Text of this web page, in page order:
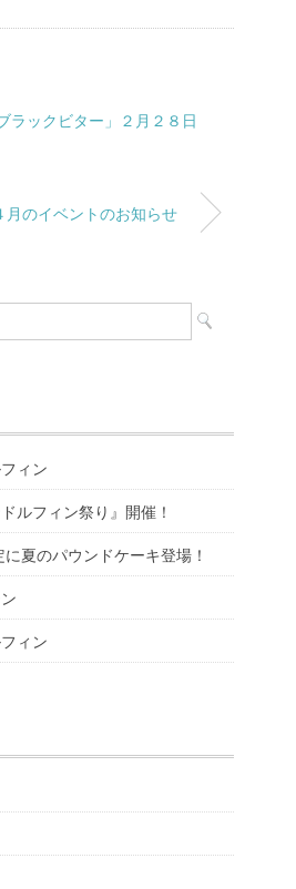
ラックビター」２月２８日
月のイベントのお知らせ
ィン
ルフィン祭り』開催！
夏のパウンドケーキ登場！
ィン